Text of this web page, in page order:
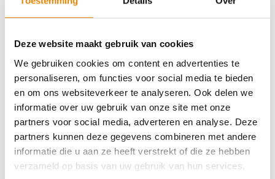
Deze website maakt gebruik van cookies
We gebruiken cookies om content en advertenties te
personaliseren, om functies voor social media te bieden
en om ons websiteverkeer te analyseren. Ook delen we
informatie over uw gebruik van onze site met onze
partners voor social media, adverteren en analyse. Deze
partners kunnen deze gegevens combineren met andere
informatie die u aan ze heeft verstrekt of die ze hebben
verzameld op basis van uw gebruik van hun services.
deSchwarzwaldvereniging.
De route: ruim 285 kilometer aan
natuurpracht
De Westweg gidst je over demooiste toppen van het
Zwarte Woud. De route start in Pforzheim, aan de
noordkant van het Zwarte Woud. Na ongeveer 2/3e
van de tocht splitst de route zich bij de Titisee in een
oostelijk en westelijk deelen eindigt ze uiteindelijk in
Bazel, op het kruispunt van Duitsland, Frankrijk en
Zwitserland. De westelijke variant is zo’n 291 kilometer